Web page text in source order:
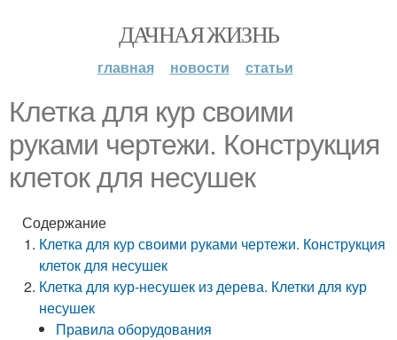
ДАЧНАЯ ЖИЗНЬ
главная новости статьи
Клетка для кур своими
руками чертежи. Конструкция
клеток для несушек
Содержание
Клетка для кур своими руками чертежи. Конструкция
клеток для несушек
Клетка для кур-несушек из дерева. Клетки для кур
несушек
Правила оборудования